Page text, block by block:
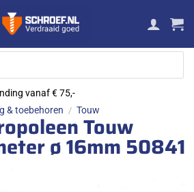
vanaf € 75,-
& toebehoren / Touw
Touw
ø 16mm 50841